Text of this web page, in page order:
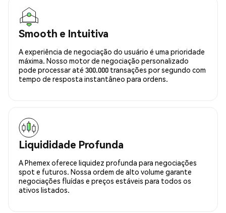
Smooth e Intuitiva
A experiência de negociação do usuário é uma prioridade
máxima. Nosso motor de negociação personalizado
pode processar até 300.000 transações por segundo com
tempo de resposta instantâneo para ordens.
Liquididade Profunda
A Phemex oferece liquidez profunda para negociações
spot e futuros. Nossa ordem de alto volume garante
negociações fluídas e preços estáveis para todos os
ativos listados.